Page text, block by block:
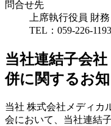
問合せ先
上席執行役員 財
TEL：059-226-
当社連結子会
併に関するお
当社 株式会社メディカ
会において、当社連結